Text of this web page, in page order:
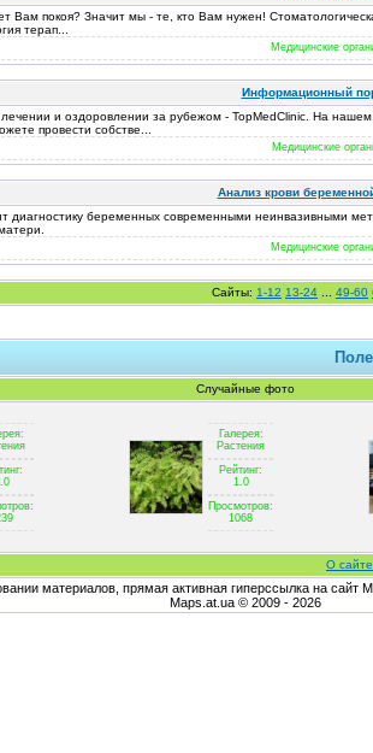
Вам покоя? Значит мы - те, кто Вам нужен!
терап...
Медицинские
Информационный
и оздоровлении за рубежом - TopMedClinic. На
провести собстве...
Медицинские
Анализ крови
диагностику беременных современными неинвазивными
Медицинские
Сайты: 1-12 13-24 49-60
Случайные фото
Галерея:
Растения
Рейтинг:
1.0
Просмотров:
1068
О
материалов, прямая активная гиперссылка на сайт
Maps.at.ua © 2009 - 2026